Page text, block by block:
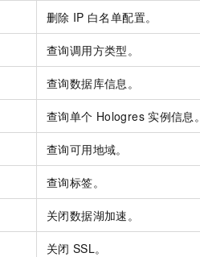
删除 IP 白名单配置。
查询调用方类型。
查询数据库信息。
查询单个 Hologres 实例信息
查询可用地域。
查询标签。
关闭数据湖加速。
关闭 SSL。